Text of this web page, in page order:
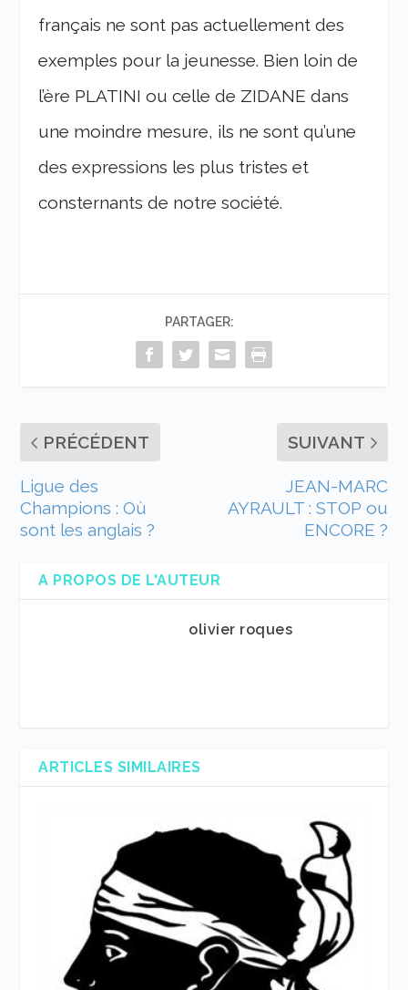
français ne sont pas actuellement des
exemples pour la jeunesse. Bien loin de
l’ère PLATINI ou celle de ZIDANE dans
une moindre mesure, ils ne sont qu’une
des expressions les plus tristes et
consternants de notre société.
PARTAGER:
PRÉCÉDENT
Ligue des
Champions : Où
sont les anglais ?
SUIVANT
JEAN-MARC
AYRAULT : STOP ou
ENCORE ?
A PROPOS DE L'AUTEUR
olivier roques
ARTICLES SIMILAIRES